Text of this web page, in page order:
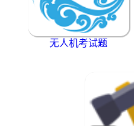
无人机考试题